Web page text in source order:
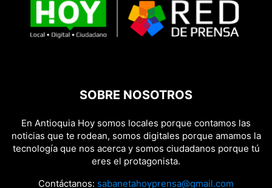
SOBRE NOSOTROS
En Antioquia Hoy somos locales porque contamos las
noticias que te rodean, somos digitales porque amamos la
tecnología que nos acerca y somos ciudadanos porque tú
eres el protagonista.
Contáctanos: sabanetahoyprensa@gmail.com